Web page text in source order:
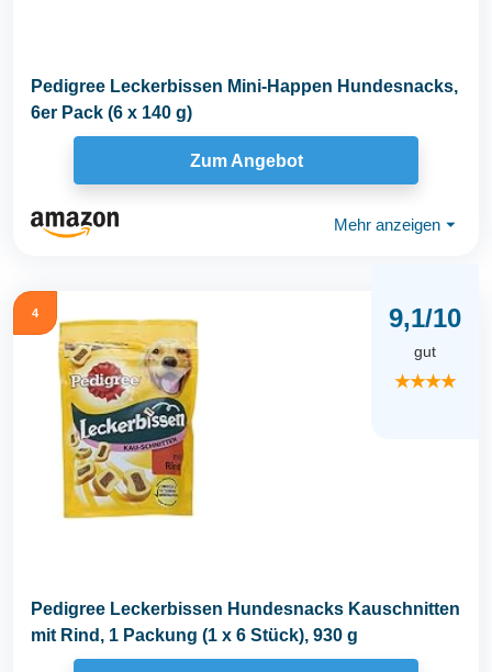
Pedigree Leckerbissen Mini-Happen Hundesnacks,
6er Pack (6 x 140 g)
Zum Angebot
Mehr anzeigen ⏷
4 9,1/10
gut
★★★★
Pedigree Leckerbissen Hundesnacks Kauschnitten
mit Rind, 1 Packung (1 x 6 Stück), 930 g